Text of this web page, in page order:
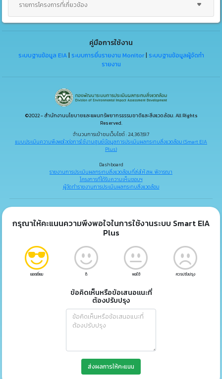
รายการโครงการที่เกี่ยวข้อง
คู่มือการใช้งาน
ระบบฐานข้อมูล EIA| ระบบการยื่นรายงาน Monitor| ระบบฐานข้อมูลผู้จัดทำ
รายงาน
©2022 - สำนักงานนโยบายและแผนทรัพยากรธรรมชาติและสิ่งแวดล้อม. All Rights
Reserved.
จำนวนการเข้าชมเว็บไซต์ : 24,367,617
แบบประเมินความพึงพอใจต่อการใช้งานศูนย์ข้อมูลการประเมินผลกระทบสิ่งแวดล้อม (Smart EIA
Plus)
Dashboard
รายงานการประเมินผลกระทบสิ่งแวดล้อมที่ส่งให้ สผ. พิจารณา
โครงการที่ได้รับความเห็นชอบฯ
ผู้จัดทำรายงานการประเมินผลกระทบสิ่งแวดล้อม
กรุณาให้คะแนนความพึงพอใจในการใช้งานระบบ Smart EIA
Plus
ยอดเยี่ยม ดี พอใช้ ควรปรับปรุง
ข้อคิดเห็นหรือข้อเสนอแนะที่
ต้องปรับปรุง
ส่งผลการให้คะแนน